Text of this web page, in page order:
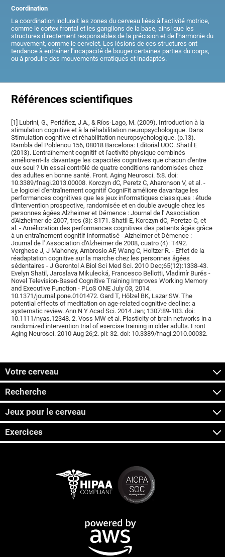
Coordination
La coordination inclurait les zones du cerveau liées à l'activité motrice,
comme le cortex frontal et les ganglions de la base, ainsi que les
structures directement responsables de la précision et de l'harmonie du
mouvement, comme le cervelet. Les lésions de ces structures ont
tendance à entraîner l'incapacité de bouger certaines parties du corps,
ou à produire des mouvements erratiques et inadaptés.
Références scientifiques
[1] Lubrini, G., Periáñez, J.A., & Ríos-Lago, M. (2009). Introduction à la
stimulation cognitive et à la réhabilitation neuropsychologique. Dans
Stimulation cognitive et réhabilitation neuropsychologique. (p.13).
Rambla del Poblenou 156, 08018 Barcelona: Editorial UOC. Shatil E
(2013). L'entraînement cognitif et l'activité physique combinés
améliorent-ils davantage les capacités cognitives que chacun d'entre
eux seul ? Un essai contrôlé de quatre conditions randomisées chez
des adultes en bonne santé. Front. Aging Neurosci. 5:8. doi:
10.3389/fnagi.2013.00008. Korczyn dC, Peretz C, Aharonson V, et al. -
Le logiciel d'entraînement cognitif CogniFit améliore davantage les
performances cognitives que les jeux informatiques classiques : étude
d'intervention prospective, randomisée et en double aveugle chez les
personnes âgées.Alzheimer et Démence : Journal de l' Association
d'Alzheimer de 2007, tres (3): S171. Shatil E, Korczyn dC, Peretzc C, et
al. - Amélioration des performances cognitives des patients âgés grâce
à un entraînement cognitif informatisé - Alzheimer et Démence :
Journal de l' Association d'Alzheimer de 2008, cuatro (4): T492.
Verghese J, J Mahoney, Ambrosio AF, Wang C, Holtzer R. - Effet de la
réadaptation cognitive sur la marche chez les personnes âgées
sédentaires - J Gerontol A Biol Sci Med Sci. 2010 Dec;65(12):1338-43.
Evelyn Shatil, Jaroslava Mikulecká, Francesco Bellotti, Vladimír Burěs -
Novel Television-Based Cognitive Training Improves Working Memory
and Executive Function - PLoS ONE July 03, 2014.
10.1371/journal.pone.0101472. Gard T, Hölzel BK, Lazar SW. The
potential effects of meditation on age-related cognitive decline: a
systematic review. Ann N Y Acad Sci. 2014 Jan; 1307:89-103. doi:
10.1111/nyas.12348. 2. Voss MW et al. Plasticity of brain networks in a
randomized intervention trial of exercise training in older adults. Front
Aging Neurosci. 2010 Aug 26;2. pii: 32. doi: 10.3389/fnagi.2010.00032.
Votre cerveau
Recherche
Jeux pour le cerveau
Exercices